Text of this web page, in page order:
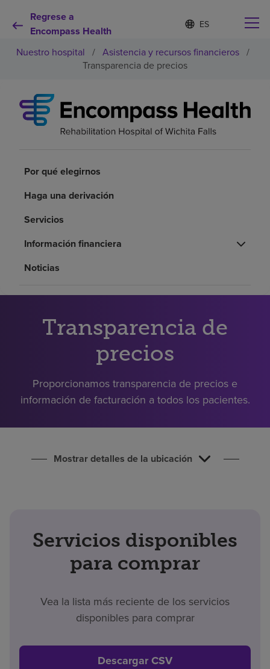
Regrese a
Encompass Health
Lista
de
idiomas
contraída
d
o
m
e
c
Por qué debe elegirnos
Servicios de rehabilitación
Pacientes y cuidadores
Acerca de nosotros
Inversores
Nuestro hospital / Asistencia y recursos financieros /
Transparencia de precios
Por qué elegirnos
Haga una derivación
Servicios
Información financiera
Noticias
Transparencia de
precios
Proporcionamos transparencia de precios e
información de facturación a todos los pacientes.
Mostrar detalles de la ubicación
Servicios disponibles
para comprar
Vea la lista más reciente de los servicios
disponibles para comprar
Descargar CSV